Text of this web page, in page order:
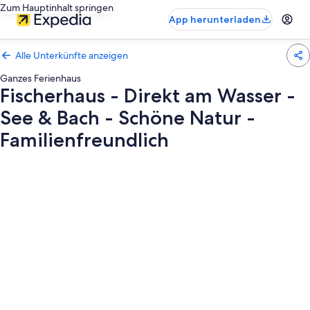
Zum Hauptinhalt springen
App herunterladen
Alle Unterkünfte anzeigen
Ganzes Ferienhaus
Fischerhaus - Direkt am Wasser -
See & Bach - Schöne Natur -
Familienfreundlich